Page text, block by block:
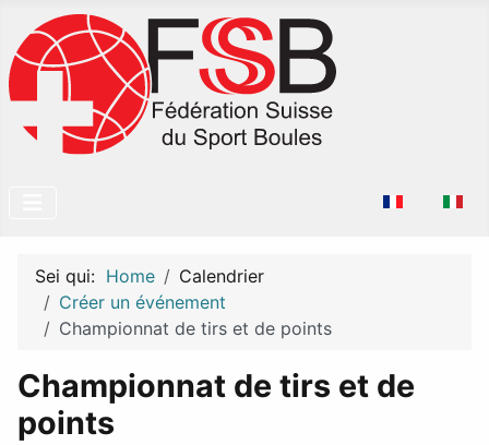
Seleziona la
Sei qui: Home
Calendrier
Créer un événement
Championnat de tirs et de points
Championnat de tirs et de
points